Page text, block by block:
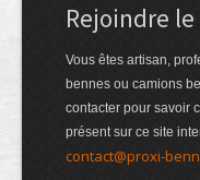
Rejoindre
Vous êtes artisan,
bennes ou camions
contacter pour savoir
présent sur ce site
contact@proxi-